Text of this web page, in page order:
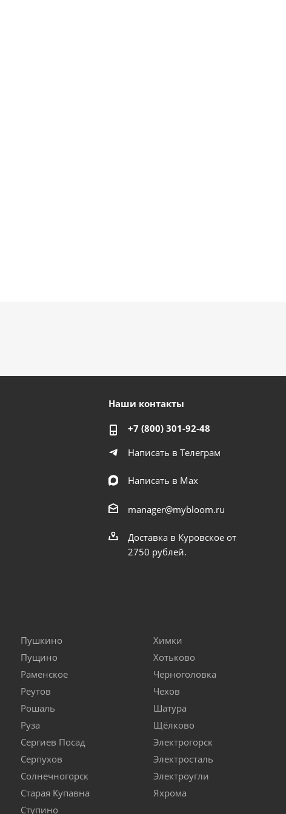
Наши контакты
+7 (800) 301-92-48
Написать в Телеграм
Написать в Мах
manager@mybloom.ru
Доставка в Куровское от
2750 рублей.
Пушкино
Пущино
Раменское
Реутов
Рошаль
Руза
Сергиев Посад
Серпухов
Солнечногорск
Старая Купавна
Ступино
Химки
Хотьково
Черноголовка
Чехов
Шатура
Щёлково
Электрогорск
Электросталь
Электроугли
Яхрома